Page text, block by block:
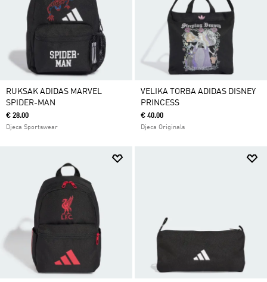
RUKSAK ADIDAS MARVEL
SPIDER-MAN
€ 28.00
Djeca Sportswear
VELIKA TORBA ADIDAS DISNEY
PRINCESS
€ 40.00
Djeca Originals